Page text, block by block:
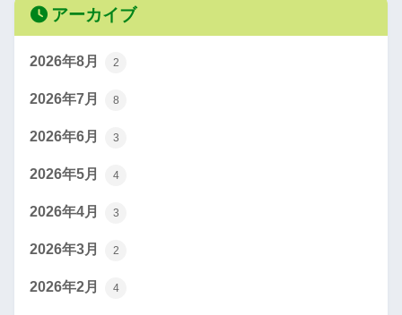
アーカイブ
2026年8月 2
2026年7月 8
2026年6月 3
2026年5月 4
2026年4月 3
2026年3月 2
2026年2月 4